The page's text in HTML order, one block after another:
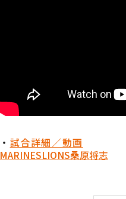
・ 試合詳細／動画
MARINESLIONS桑原将志